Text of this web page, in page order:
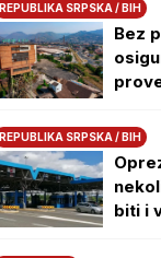
REPUBLIKA SRPSKA / BIH
Bez
REPUBLIKA SRPSKA / BIH
biti i